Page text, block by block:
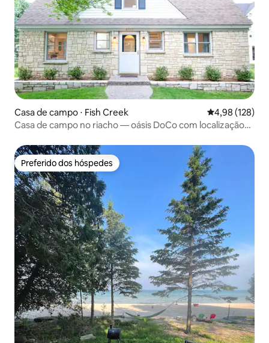
Casa de campo ⋅ Fish Creek 4,98 de uma
4,98 (128)
Casa de campo no riacho — oásis DoCo com localização
Preferido dos hóspedes
Preferido dos hóspedes